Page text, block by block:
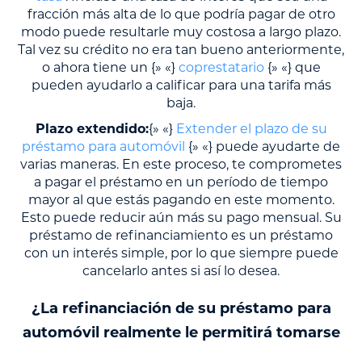
fracción más alta de lo que podría pagar de otro
modo puede resultarle muy costosa a largo plazo.
Tal vez su crédito no era tan bueno anteriormente,
o ahora tiene un {» «} coprestatario {» «} que
pueden ayudarlo a calificar para una tarifa más
baja.
Plazo extendido:{» «} Extender el plazo de su
préstamo para automóvil {» «} puede ayudarte de
varias maneras. En este proceso, te comprometes
a pagar el préstamo en un período de tiempo
mayor al que estás pagando en este momento.
Esto puede reducir aún más su pago mensual. Su
préstamo de refinanciamiento es un préstamo
con un interés simple, por lo que siempre puede
cancelarlo antes si así lo desea.
¿La refinanciación de su préstamo para
automóvil realmente le permitirá tomarse